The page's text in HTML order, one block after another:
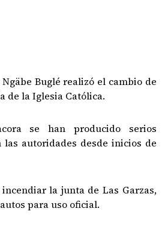
Buglé realizó el cambio de
de la Iglesia Católica.
se han producido serios
las autoridades desde inicios de
la junta de Las Garzas,
para uso oficial.